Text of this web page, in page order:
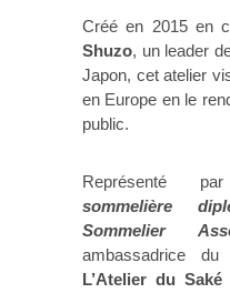
Créé en 2015 en
Shuzo, un leader
Japon, cet atelier
en Europe en le
public.
Représenté
sommelière
Sommelier
ambassadrice
L’Atelier du Saké